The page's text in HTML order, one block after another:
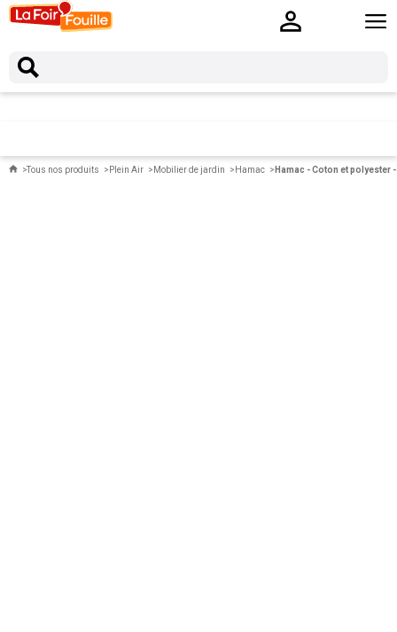
Tous nos produits Plein Air Mobilier de jardin Hamac Hamac - Coton et polyester